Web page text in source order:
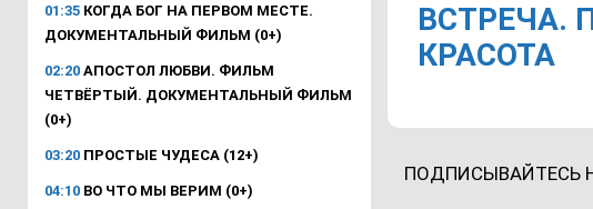
01:35 КОГДА БОГ НА ПЕРВОМ МЕСТЕ.
ДОКУМЕНТАЛЬНЫЙ ФИЛЬМ (0+)
02:20 АПОСТОЛ ЛЮБВИ. ФИЛЬМ
ЧЕТВЁРТЫЙ. ДОКУМЕНТАЛЬНЫЙ ФИЛЬМ
(0+)
03:20 ПРОСТЫЕ ЧУДЕСА (12+)
04:10 ВО ЧТО МЫ ВЕРИМ (0+)
ВСТРЕЧА.
КРАСОТА
ПОДПИСЫВАЙТЕСЬ